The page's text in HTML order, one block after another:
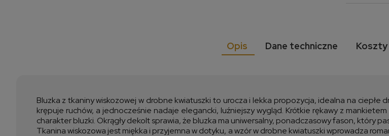
Opis Dane techniczne
Bluzka z tkaniny wiskozowej w drobne kwiatuszki to urocza i lekka propozycja, idealna na
krępuje ruchów, a jednocześnie nadaje elegancki, luźniejszy wygląd. Krótkie rękawy z
charakter bluzki. Okrągły dekolt sprawia, że bluzka ma uniwersalny, ponadczasowy fason, który
Tkanina wiskozowa jest miękka i przyjemna w dotyku, a wzór w drobne kwiatuszki wprowadza